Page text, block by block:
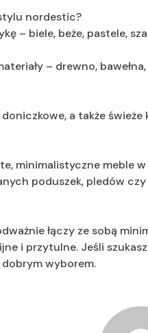
nordestic?
– biele, beże, pastele,
– drewno,
a także
minimalistyczne meble
poduszek, pledów
łączy ze sobą
i przytulne. Jeśli
wyborem.